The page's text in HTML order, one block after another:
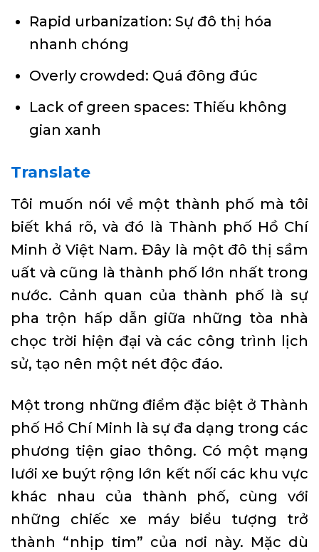
Rapid urbanization: Sự đô thị hóa
nhanh chóng
Overly crowded: Quá đông đúc
Lack of green spaces: Thiếu không
gian xanh
Translate
Tôi muốn nói về một thành phố mà tôi
biết khá rõ, và đó là Thành phố Hồ Chí
Minh ở Việt Nam. Đây là một đô thị sầm
uất và cũng là thành phố lớn nhất trong
nước. Cảnh quan của thành phố là sự
pha trộn hấp dẫn giữa những tòa nhà
chọc trời hiện đại và các công trình lịch
sử, tạo nên một nét độc đáo.
Một trong những điểm đặc biệt ở Thành
phố Hồ Chí Minh là sự đa dạng trong các
phương tiện giao thông. Có một mạng
lưới xe buýt rộng lớn kết nối các khu vực
khác nhau của thành phố, cùng với
những chiếc xe máy biểu tượng trở
thành “nhịp tim” của nơi này. Mặc dù